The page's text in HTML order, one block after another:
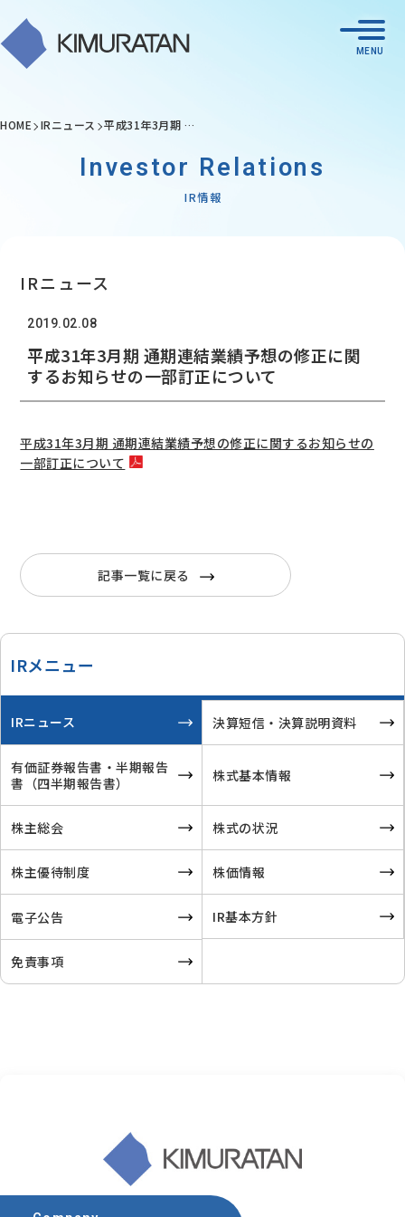
Investor Relations
IR情報
HOME IRニュース 平成31年3月期 …
IRニュース
2019.02.08
平成31年3月期 通期連結業績予想の修正に関
するお知らせの一部訂正について
平成31年3月期 通期連結業績予想の修正に関するお知らせの
一部訂正について
記事一覧に戻る
IRメニュー
IRニュース 決算短信・決算説明資料
有価証券報告書・半期報告
書 （四半期報告書） 株式基本情報
株主総会 株式の状況
株主優待制度 株価情報
電子公告 IR基本方針
免責事項